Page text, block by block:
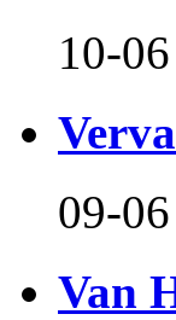
10-06
09-06
Van